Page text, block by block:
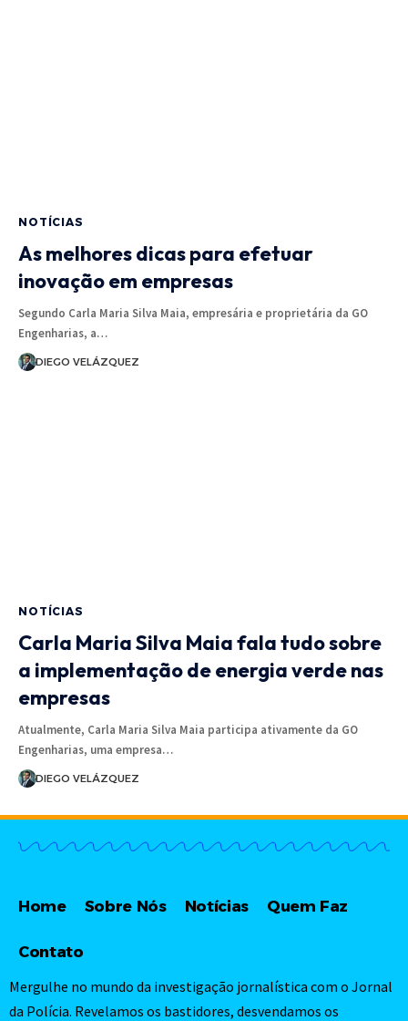
NOTÍCIAS
As melhores dicas para efetuar
inovação em empresas
Segundo Carla Maria Silva Maia, empresária e proprietária da GO
Engenharias, a…
DIEGO VELÁZQUEZ
NOTÍCIAS
Carla Maria Silva Maia fala tudo sobre
a implementação de energia verde nas
empresas
Atualmente, Carla Maria Silva Maia participa ativamente da GO
Engenharias, uma empresa…
DIEGO VELÁZQUEZ
Home Sobre Nós Notícias Quem Faz
Contato
Mergulhe no mundo da investigação jornalística com o Jornal
da Polícia. Revelamos os bastidores, desvendamos os